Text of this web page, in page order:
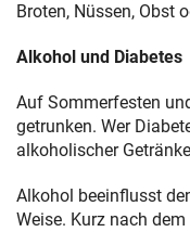
Broten, Nüssen, Obst
Alkohol und Diabetes
Auf Sommerfesten
getrunken. Wer
alkoholischer
Alkohol beeinflusst
Weise. Kurz nach